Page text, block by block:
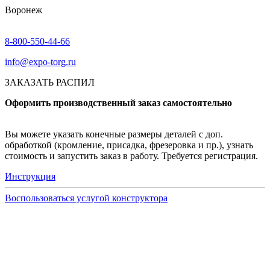
Воронеж
8-800-550-44-66
info@expo-torg.ru
ЗАКАЗАТЬ РАСПИЛ
Оформить производственный заказ самостоятельно
Вы можете указать конечные размеры деталей с доп.
обработкой (кромление, присадка, фрезеровка и пр.), узнать
стоимость и запустить заказ в работу. Требуется регистрация.
Инструкция
Воспользоваться услугой конструктора